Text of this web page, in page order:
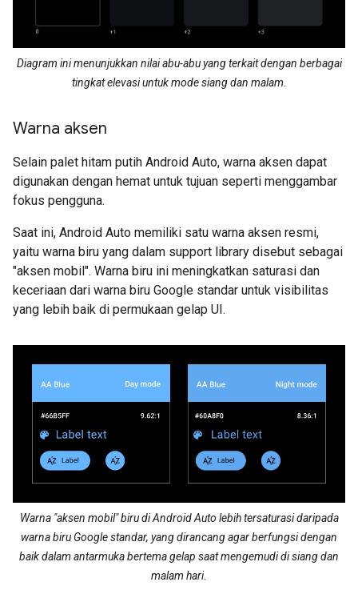
Diagram ini menunjukkan nilai abu-abu yang terkait dengan berbagai
tingkat elevasi untuk mode siang dan malam.
Warna aksen
Selain palet hitam putih Android Auto, warna aksen dapat
digunakan dengan hemat untuk tujuan seperti menggambar
fokus pengguna.
Saat ini, Android Auto memiliki satu warna aksen resmi,
yaitu warna biru yang dalam support library disebut sebagai
"aksen mobil". Warna biru ini meningkatkan saturasi dan
keceriaan dari warna biru Google standar untuk visibilitas
yang lebih baik di permukaan gelap UI.
Warna "aksen mobil" biru di Android Auto lebih tersaturasi daripada
warna biru Google standar, yang dirancang agar berfungsi dengan
baik dalam antarmuka bertema gelap saat mengemudi di siang dan
malam hari.